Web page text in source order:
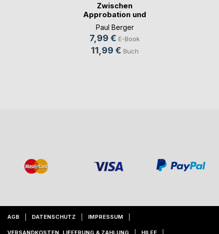
Zwischen
Approbation und
Abseitsfalle
Paul Berger
7,99 € E-Book
11,99 € Buch
AGB DATENSCHUTZ IMPRESSUM
VERSANDKOSTEN, LIEFERUNG & ZAHLUNG HILFE